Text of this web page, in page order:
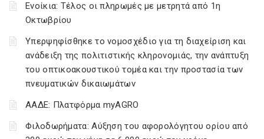
Ενοίκια: Τέλος οι πληρωμές με μετρητά από 1η
Οκτωβρίου
Υπερψηφίσθηκε το νομοσχέδιο για τη διαχείριση και
ανάδειξη της πολιτιστικής κληρονομιάς, την ανάπτυξη
του οπτικοακουστικού τομέα και την προστασία των
πνευματικών δικαιωμάτων
ΑΑΔΕ: Πλατφόρμα myAGRO
Φιλοδωρήματα: Αύξηση του αφορολόγητου ορίου από